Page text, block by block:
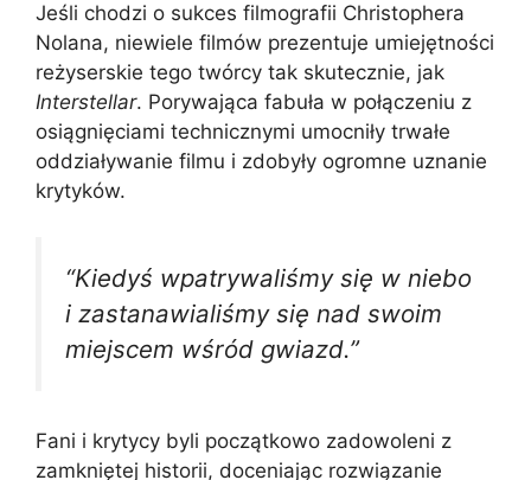
Jeśli chodzi o sukces filmografii Christophera
Nolana, niewiele filmów prezentuje umiejętności
reżyserskie tego twórcy tak skutecznie, jak
Interstellar. Porywająca fabuła w połączeniu z
osiągnięciami technicznymi umocniły trwałe
oddziaływanie filmu i zdobyły ogromne uznanie
krytyków.
“Kiedyś wpatrywaliśmy się w niebo
i zastanawialiśmy się nad swoim
miejscem wśród gwiazd.”
Fani i krytycy byli początkowo zadowoleni z
zamkniętej historii, doceniając rozwiązanie